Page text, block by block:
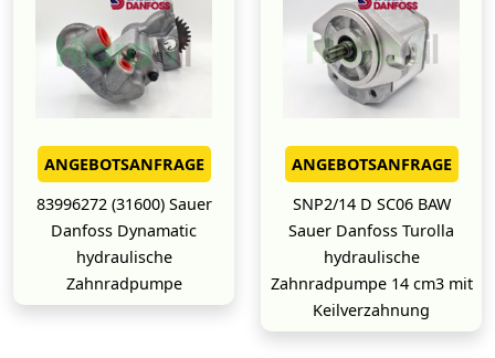
ANGEBOTSANFRAGE
83996272 (31600) Sauer
Danfoss Dynamatic
hydraulische
Zahnradpumpe
ANGEBOTSANFRAGE
SNP2/14 D SC06 BAW
Sauer Danfoss Turolla
hydraulische
Zahnradpumpe 14 cm3 mit
Keilverzahnung